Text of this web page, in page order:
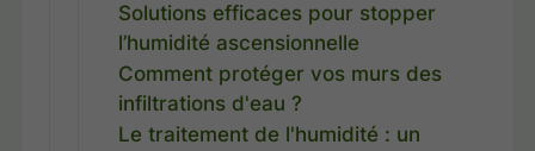
Solutions efficaces pour stopper
l’humidité ascensionnelle
Comment protéger vos murs des
infiltrations d'eau ?
Le traitement de l'humidité : un